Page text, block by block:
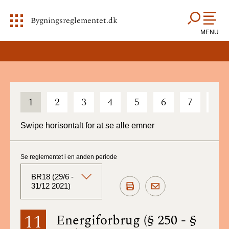
Bygningsreglementet.dk
MENU
1 2 3 4 5 6 7
Swipe horisontalt for at se alle emner
11 Energiforbrug (§ 250 - §
Se reglementet i en anden periode
BR18 (29/6 -
31/12 2021)
BR18 (Aktuelt)